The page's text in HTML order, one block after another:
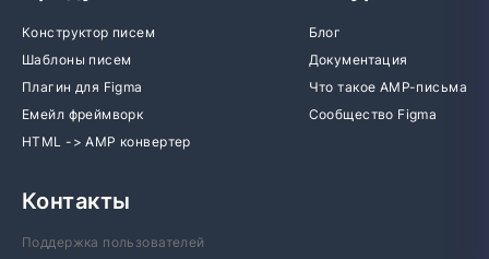
Конструктор писем
Шаблоны писем
Плагин для Figma
Емейл фреймворк
HTML -> AMP конвертер
Блог
Документация
Что такое AMP-письма
Сообщество Figma
Контакты
Поддержка пользователей